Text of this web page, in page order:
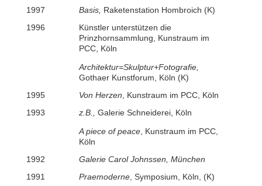
1997
Basis, Raketenstation Hombroich (K)
1996
Künstler unterstützen die
Prinzhornsammlung, Kunstraum im
PCC, Köln
Architektur=Skulptur+Fotografie,
Gothaer Kunstforum, Köln (K)
1995
Von Herzen , Kunstraum im PCC, Köln
1993
z.B., Galerie Schneiderei, Köln
A piece of peace, Kunstraum im PCC,
Köln
1992
Galerie Carol Johnssen, München
1991
Praemoderne, Symposium, Köln, (K)